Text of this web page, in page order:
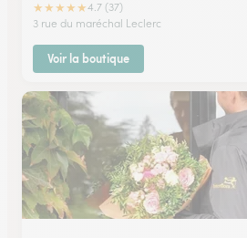
★★★★★4.7 (37)
3 rue du maréchal Leclerc
Voir la boutique